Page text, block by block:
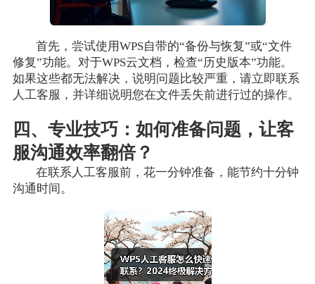
首先，尝试使用WPS自带的“备份与恢复”或“文件
修复”功能。对于WPS云文档，检查“历史版本”功能。
如果这些都无法解决，说明问题比较严重，请立即联系
人工客服，并详细说明您在文件丢失前进行过的操作。
四、专业技巧：如何准备问题，让客
服沟通效率翻倍？
在联系人工客服前，花一分钟准备，能节约十分钟
沟通时间。